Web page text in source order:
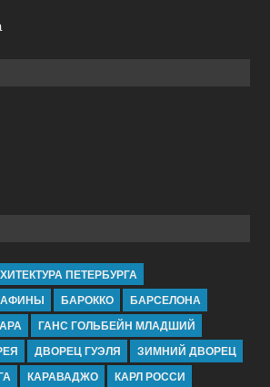
ПЕТЕРБУРГА
АФИНЫ БАРОККО
БАРСЕЛОНА
ГАНС ГОЛЬБЕЙН МЛАДШИЙ
ДВОРЕЦ ГУЭЛЯ
ЗИМНИЙ ДВОРЕЦ
КАРАВАДЖО КАРЛ РОССИ